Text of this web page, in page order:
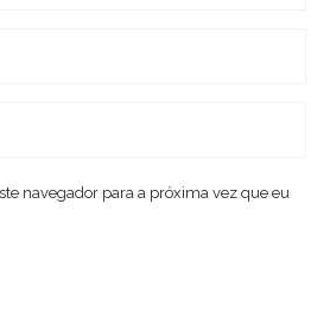
navegador para a próxima vez que eu